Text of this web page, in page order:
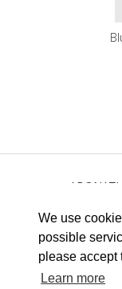
We use
possible
please accept
Learn more